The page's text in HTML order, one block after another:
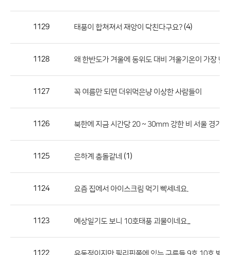
록
공
1129 태풍이 합쳐져서 재앙이 닥친다구요? (4)
1128 왜 한반도가 겨울에 동위도 대비 겨울기온이 가장 낮
1127 꼭 여름만 되면 더위먹은냥 이상한 사람들이
1126 북한에 지금 시간당 20 ~ 30mm 강한 비 서울 경기
1125 은하계 충돌같네 (1)
1124 요즘 집에서 아이스크림 먹기 빡세네요.
1123 예상일기도 보니 10호태풍 괴물이네요...
1122